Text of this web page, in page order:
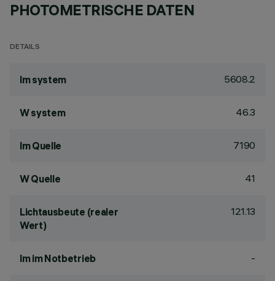
PHOTOMETRISCHE DATEN
DETAILS
lm system 5608.2
W system 46.3
lm Quelle 7190
W Quelle 41
Lichtausbeute (realer
Wert)
121.13
lm im Notbetrieb -